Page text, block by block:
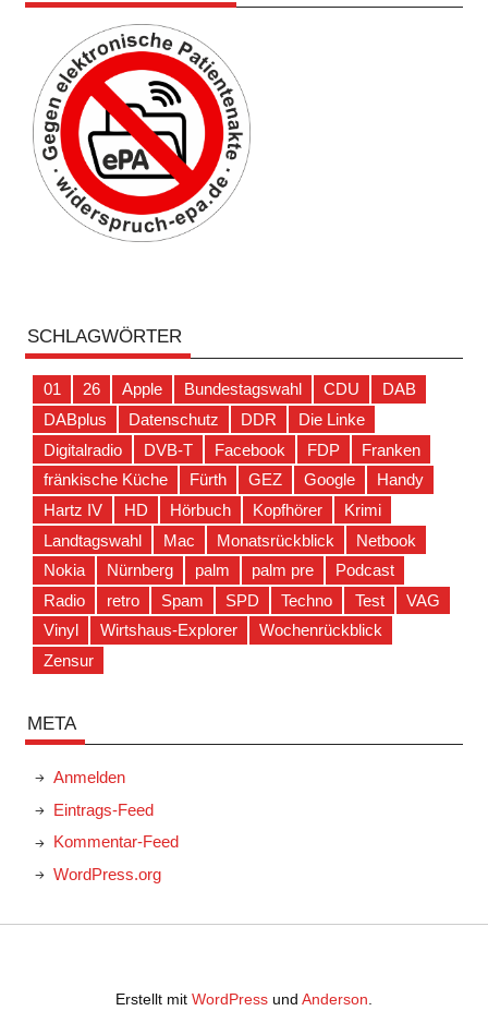
SCHLAGWÖRTER
01 26 Apple Bundestagswahl CDU
DAB
DABplus
Datenschutz DDR
Die Linke
Digitalradio
DVB-T Facebook FDP
Franken
fränkische Küche
Fürth GEZ Google
Handy
Hartz IV
HD Hörbuch Kopfhörer
Krimi
Landtagswahl
Mac Monatsrückblick
Netbook
Nokia
Nürnberg palm palm pre
Podcast
Radio
retro Spam SPD Techno Test
VAG
Vinyl
Wirtshaus-Explorer
Wochenrückblick
Zensur
META
Anmelden
Eintrags-Feed
Kommentar-Feed
WordPress.org
Erstellt mit WordPress und Anderson